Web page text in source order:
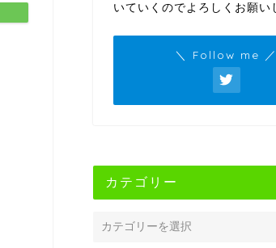
いていくのでよろしくお願い
＼ Follow me ／
カテゴリー